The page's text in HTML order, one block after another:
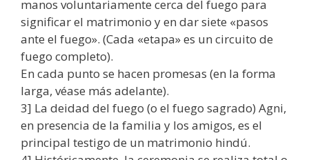
manos voluntariamente cerca del fuego para
significar el matrimonio y en dar siete «pasos
ante el fuego». (Cada «etapa» es un circuito de
fuego completo).
En cada punto se hacen promesas (en la forma
larga, véase más adelante).
3] La deidad del fuego (o el fuego sagrado) Agni,
en presencia de la familia y los amigos, es el
principal testigo de un matrimonio hindú.